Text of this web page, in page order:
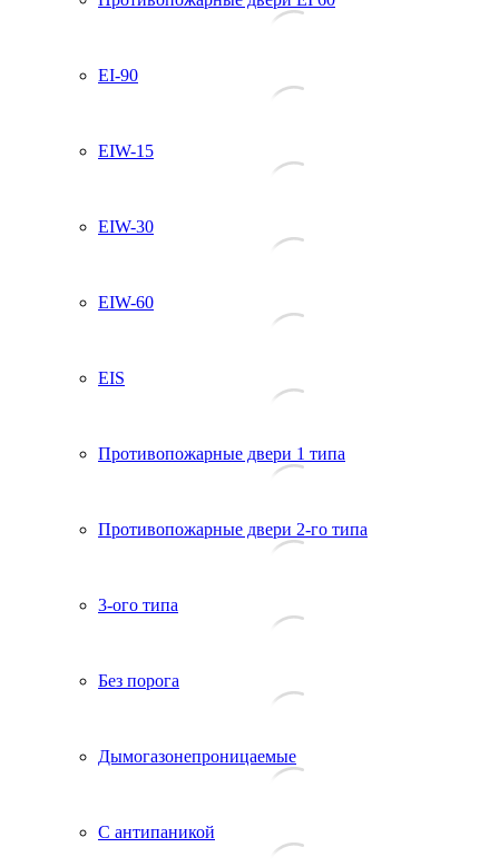
EI-90
EIW-15
EIW-30
EIW-60
EIS
Противопожарные двери 1 типа
Противопожарные двери 2-го типа
3-ого типа
Без порога
Дымогазонепроницаемые
С антипаникой